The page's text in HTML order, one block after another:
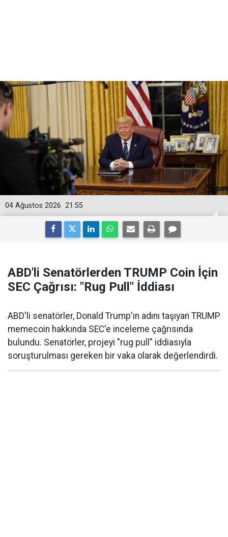
21:55
04 Ağustos 2026
ABD'li Senatörlerden TRUMP Coin İçin
SEC Çağrısı: "Rug Pull" İddiası
ABD'li senatörler, Donald Trump'ın adını taşıyan TRUMP
memecoin hakkında SEC'e inceleme çağrısında
bulundu. Senatörler, projeyi "rug pull" iddiasıyla
soruşturulması gereken bir vaka olarak değerlendirdi.